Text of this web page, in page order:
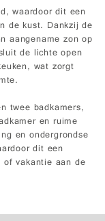
waardoor dit een
de kust. Dankzij de
aangename zon op
de lichte open
wat zorgt
twee badkamers,
en ruime
en ondergrondse
dit een
of vakantie aan de